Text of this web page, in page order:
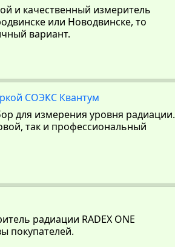
и качественный измеритель
или Новодвинске, то
вариант.
СОЭКС Квантум
для измерения уровня радиации.
так и профессиональный
радиации RADEX ONE
покупателей.